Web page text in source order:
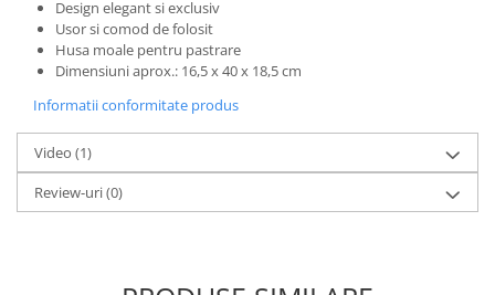
Design elegant si exclusiv
Usor si comod de folosit
Husa moale pentru pastrare
Dimensiuni aprox.: 16,5 x 40 x 18,5 cm
Informatii conformitate produs
Video (1)
Review-uri(0)